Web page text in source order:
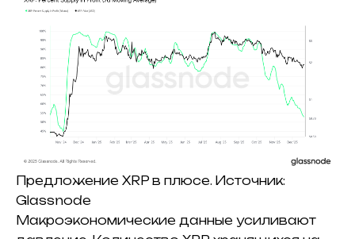
Предложение XRP в плюсе. Источник:
Glassnode
Макроэкономические данные усиливают